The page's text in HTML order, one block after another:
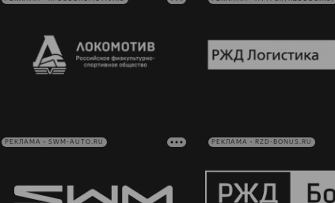
РЕКЛАМА • SWM-AUTO.RU РЕКЛАМА • RZD-BONUS.RU